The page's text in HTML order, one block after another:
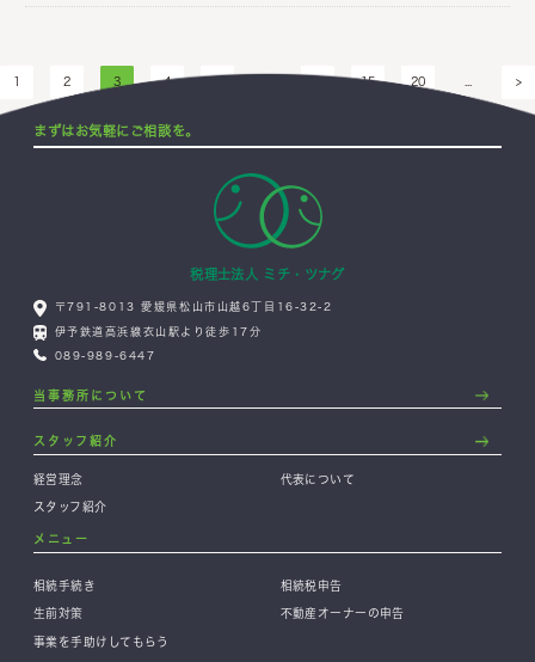
1 2 3 4 15 20 >
まずはお気軽にご相談を。
税理士法人 ミチ・ツナグ
〒791-8013 愛媛県松山市山越6丁目16-32-2
伊予鉄道高浜線衣山駅より徒歩17分
089-989-6447
当事務所について
スタッフ紹介
経営理念 代表について
スタッフ紹介
メニュー
相続手続き 相続税申告
生前対策 不動産オーナーの申告
事業を手助けしてもらう